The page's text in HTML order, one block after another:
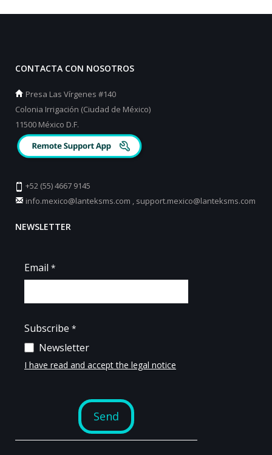
CONTACTA CON NOSOTROS
Presa Las Vírgenes #140
Colonia Irrigación (Ciudad de México)
11500 México D.F.
+52 (55) 4667 9145
info.mexico@lanteksms.com , support.mexico@lanteksms.com
NEWSLETTER